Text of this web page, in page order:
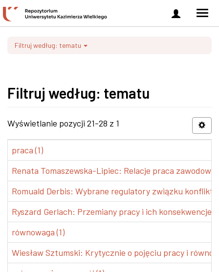
Zaloguj
się
Filtruj według: tematu
Filtruj według: tematu
Wyświetlanie pozycji 21-28 z 1
praca (1)
Renata Tomaszewska-Lipiec: Relacje praca
Romuald Derbis: Wybrane regulatory związku konflikt
Ryszard Gerlach: Przemiany pracy i ich konsekwencje
równowaga (1)
Wiesław Sztumski: Krytycznie o pojęciu pracy i